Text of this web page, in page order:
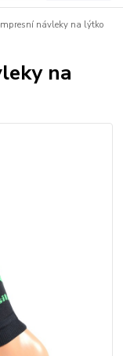
návleky na lýtko
na